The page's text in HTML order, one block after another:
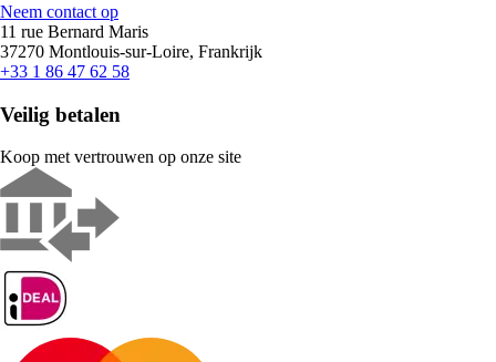
Neem contact op
11 rue Bernard Maris
37270 Montlouis-sur-Loire, Frankrijk
+33 1 86 47 62 58
Veilig betalen
Koop met vertrouwen op onze site